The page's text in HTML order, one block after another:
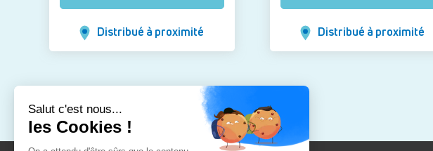
Distribué à proximité Distribué à proximité